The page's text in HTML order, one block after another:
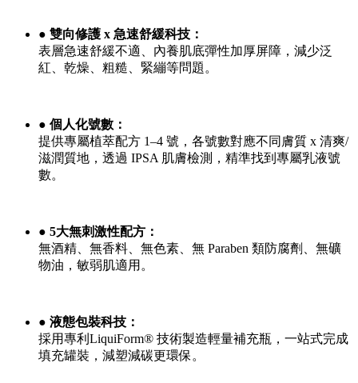
● 雙向修護 x 急速舒緩科技：
表層急速舒緩不適、內養肌底彈性加厚屏障，減少泛
紅、乾燥、粗糙、緊繃等問題。
● 個人化號數：
提供專屬植萃配方 1–4 號，各號數對應不同膚質 x 清爽/
滋潤質地，透過 IPSA 肌膚檢測，精準找到專屬乳液號
數。
● 5大無刺激性配方：
無酒精、無香料、無色素、無 Paraben 類防腐劑、無礦
物油，敏弱肌適用。
● 液態包裝科技：
採用專利LiquiForm® 技術製造輕量補充瓶，一站式完成
填充罐裝，減塑減碳更環保。